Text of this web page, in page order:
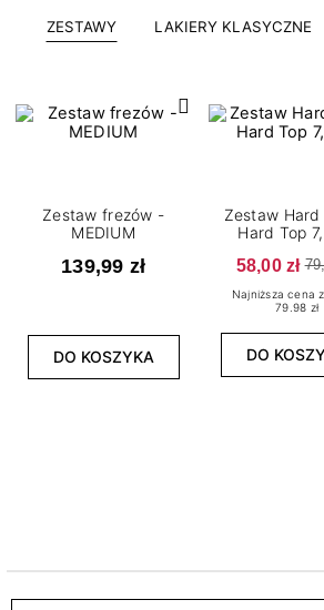
ZESTAWY LAKIERY KLASYCZNE
Zestaw frezów -
MEDIUM
139,99 zł
DO KOSZYKA
Zestaw Hard
Hard Top
58,00 zł
Najniższa cena
79.98 zł
DO